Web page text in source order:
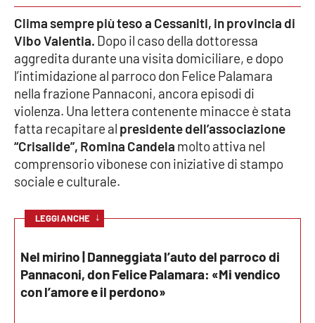
Meteo
Editoriali
VIDEO
Ambiente
Cronaca
Politica
Clima sempre più teso a Cessaniti, in provincia di
Vibo Valentia. Dopo il caso della dottoressa
aggredita durante una visita domiciliare, e dopo
l’intimidazione al parroco don Felice Palamara
nella frazione Pannaconi, ancora episodi di
violenza. Una lettera contenente minacce è stata
fatta recapitare al presidente dell’associazione
“Crisalide”, Romina Candela molto attiva nel
comprensorio vibonese con iniziative di stampo
sociale e culturale.
LEGGI ANCHE ↓
Nel mirino | Danneggiata l’auto del parroco di
Pannaconi, don Felice Palamara: «Mi vendico
con l’amore e il perdono»